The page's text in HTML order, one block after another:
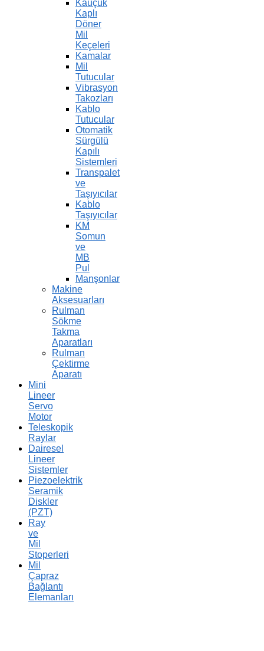
Kauçuk
Kaplı
Döner
Mil
Keçeleri
Kamalar
Mil
Tutucular
Vibrasyon
Takozları
Kablo
Tutucular
Otomatik
Sürgülü
Kapılı
Sistemleri
Transpalet
ve
Taşıyıcılar
Kablo
Taşıyıcılar
KM
Somun
ve
MB
Pul
Manşonlar
Makine
Aksesuarları
Rulman
Sökme
Takma
Aparatları
Rulman
Çektirme
Aparatı
Mini
Lineer
Servo
Motor
Teleskopik
Raylar
Dairesel
Lineer
Sistemler
Piezoelektrik
Seramik
Diskler
(PZT)
Ray
ve
Mil
Stoperleri
Mil
Çapraz
Bağlantı
Elemanları